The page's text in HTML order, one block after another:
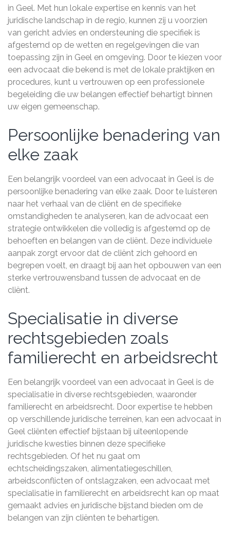
in Geel. Met hun lokale expertise en kennis van het
juridische landschap in de regio, kunnen zij u voorzien
van gericht advies en ondersteuning die specifiek is
afgestemd op de wetten en regelgevingen die van
toepassing zijn in Geel en omgeving. Door te kiezen voor
een advocaat die bekend is met de lokale praktijken en
procedures, kunt u vertrouwen op een professionele
begeleiding die uw belangen effectief behartigt binnen
uw eigen gemeenschap.
Persoonlijke benadering van
elke zaak
Een belangrijk voordeel van een advocaat in Geel is de
persoonlijke benadering van elke zaak. Door te luisteren
naar het verhaal van de cliënt en de specifieke
omstandigheden te analyseren, kan de advocaat een
strategie ontwikkelen die volledig is afgestemd op de
behoeften en belangen van de cliënt. Deze individuele
aanpak zorgt ervoor dat de cliënt zich gehoord en
begrepen voelt, en draagt bij aan het opbouwen van een
sterke vertrouwensband tussen de advocaat en de
cliënt.
Specialisatie in diverse
rechtsgebieden zoals
familierecht en arbeidsrecht
Een belangrijk voordeel van een advocaat in Geel is de
specialisatie in diverse rechtsgebieden, waaronder
familierecht en arbeidsrecht. Door expertise te hebben
op verschillende juridische terreinen, kan een advocaat in
Geel cliënten effectief bijstaan bij uiteenlopende
juridische kwesties binnen deze specifieke
rechtsgebieden. Of het nu gaat om
echtscheidingszaken, alimentatiegeschillen,
arbeidsconflicten of ontslagzaken, een advocaat met
specialisatie in familierecht en arbeidsrecht kan op maat
gemaakt advies en juridische bijstand bieden om de
belangen van zijn cliënten te behartigen.